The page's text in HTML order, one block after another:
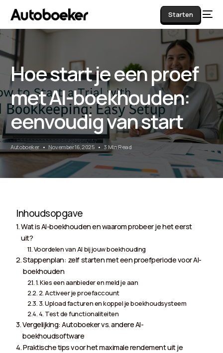
Starten
Hoe start je een proef
met AI-boekhouden:
eenvoudig van start
Autoboeker November 16, 2025 3 Min Read
Inhoudsopgave
Wat is AI-boekhouden en waarom probeer je het eerst
uit?
Voordelen van AI bij jouw boekhouding
Stappenplan: zelf starten met een proefperiode voor AI-
boekhouden
1. Kies een aanbieder en meld je aan
2. Activeer je proefaccount
3. Upload facturen en koppel je boekhoudsysteem
4. Test de functionaliteiten
Vergelijking: Autoboeker vs. andere AI-
boekhoudsoftware
Praktische tips voor het maximale rendement uit je
AI